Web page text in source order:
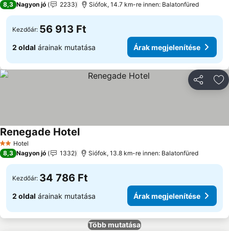
8,3 Nagyon jó 2233 Siófok, 14.7 km-re innen: Balatonfüred
Kezdőár: 56 913 Ft
2 oldal árainak mutatása Árak megjelenítése
2 Kategória
Hotel
Renegade HotelÁrak megjelenítése
8,3 Nagyon jó 1332 Siófok, 13.8 km-re innen: Balatonfüred
Kezdőár: 34 786 Ft
2 oldal árainak mutatása Árak megjelenítése
Több mutatása